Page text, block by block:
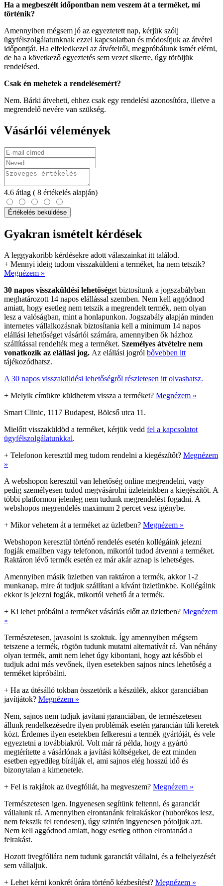
Ha a megbeszélt időpontban nem veszem át a terméket, mi
történik?
Amennyiben mégsem jó az egyeztetett nap, kérjük szólj
ügyfélszolgálatunknak ezzel kapcsolatban és módosítjuk az átvétel
időpontját. Ha elfeledkezel az átvételről, megpróbálunk ismét elérni,
de ha a következő egyeztetés sem vezet sikerre, úgy töröljük
rendelésed.
Csak én mehetek a rendelésemért?
Nem. Bárki átveheti, ehhez csak egy rendelési azonosítóra, illetve a
megrendelő nevére van szükség.
Vásárlói vélemények
4.6 átlag ( 8 értékelés alapján)
Értékelés beküldése
Gyakran ismételt kérdések
A leggyakoribb kérdésekre adott válaszainkat itt találod.
+ Mennyi ideig tudom visszaküldeni a terméket, ha nem tetszik?
Megnézem »
30 napos visszaküldési lehetőséget biztosítunk a jogszabályban
meghatározott 14 napos elállással szemben. Nem kell aggódnod
amiatt, hogy esetleg nem tetszik a megrendelt termék, nem olyan
lesz a valóságban, mint a honlapunkon. Jogszabály alapján minden
internetes vállalkozásnak biztosítania kell a minimum 14 napos
elállási lehetőséget vásárlói számára, amennyiben ők házhoz
szállítással rendelték meg a terméket. Személyes átvételre nem
vonatkozik az elállási jog. Az elállási jogról bővebben itt
tájékozódhatsz.
A 30 napos visszaküldési lehetőségről részletesen itt olvashatsz.
+ Melyik címükre küldhetem vissza a terméket? Megnézem »
Smart Clinic, 1117 Budapest, Bölcső utca 11.
Mielőtt visszaküldöd a terméket, kérjük vedd fel a kapcsolatot
ügyfélszolgálatunkkal.
+ Telefonon keresztül meg tudom rendelni a kiegészítőt? Megnézem
»
A webshopon keresztül van lehetőség online megrendelni, vagy
pedig személyesen tudod megvásárolni üzleteinkben a kiegészítőt. A
többi platformon jelenleg nem tudunk megrendelést fogadni. A
webshopos megrendelés maximum 2 percet vesz igénybe.
+ Mikor vehetem át a terméket az üzletben? Megnézem »
Webshopon keresztül történő rendelés esetén kollégáink jelezni
fogják emailben vagy telefonon, mikortól tudod átvenni a terméket.
Raktáron lévő termék esetén ez már akár aznap is lehetséges.
Amennyiben másik üzletben van raktáron a termék, akkor 1-2
munkanap, mire át tudjuk szállítani a kívánt üzletünkbe. Kollégáink
ekkor is jelezni fogják, mikortól vehető át a termék.
+ Ki lehet próbálni a terméket vásárlás előtt az üzletben? Megnézem
»
Természetesen, javasolni is szoktuk. Így amennyiben mégsem
tetszene a termék, rögtön tudunk mutatni alternatívát rá. Van néhány
olyan termék, amit nem lehet úgy kibontani, hogy azt később el
tudjuk adni más vevőnek, ilyen esetekben sajnos nincs lehetőség a
terméket kipróbálni.
+ Ha az ütésálló tokban összetörik a készülék, akkor garanciában
javítjátok? Megnézem »
Nem, sajnos nem tudjuk javítani garanciában, de természetesen
állunk rendelkezésedre ilyen problémák esetén garancián túli keretek
közt. Érdemes ilyen esetekben felkeresni a termék gyártóját, és vele
egyeztetni a továbbiakról. Volt már rá példa, hogy a gyártó
megtérítette a vásárlónak a javítási költségeket, de ezt minden
esetben egyedileg bírálják el, ami sajnos elég hosszú idő és
bizonytalan a kimenetele.
+ Fel is rakjátok az üvegfóliát, ha megveszem? Megnézem »
Természetesen igen. Ingyenesen segítünk feltenni, és garanciát
vállalunk rá. Amennyiben elrontanánk felrakáskor (buborékos lesz,
nem fekszik fel rendesen), úgy szintén ingyenesen pótoljuk azt.
Nem kell aggódnod amiatt, hogy esetleg otthon elrontanád a
felrakást.
Hozott üvegfóliára nem tudunk garanciát vállalni, és a felhelyezését
sem vállaljuk.
+ Lehet kérni konkrét órára történő kézbesítést? Megnézem »